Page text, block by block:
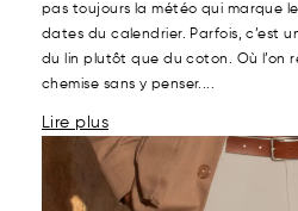
pas toujours la météo qui marque
dates du calendrier. Parfois, c’est
du lin plutôt que du coton. Où l’on
chemise sans y penser....
Lire plus